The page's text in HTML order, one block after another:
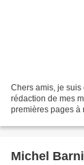
Chers amis, je
rédaction de mes
premières pages à
Michel